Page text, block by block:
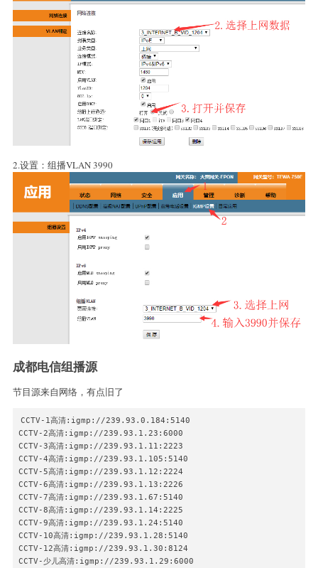
2.设置：组播VLAN 3990
成都电信组播源
节目源来自网络，有点旧了
CCTV-1高清:igmp://239.93.0.184:5140
CCTV-2高清:igmp://239.93.1.23:6000
CCTV-3高清:igmp://239.93.1.11:2223
CCTV-4高清:igmp://239.93.1.105:5140
CCTV-5高清:igmp://239.93.1.12:2224
CCTV-6高清:igmp://239.93.1.13:2226
CCTV-7高清:igmp://239.93.1.67:5140
CCTV-8高清:igmp://239.93.1.14:2225
CCTV-9高清:igmp://239.93.1.24:5140
CCTV-10高清:igmp://239.93.1.28:5140
CCTV-12高清:igmp://239.93.1.30:8124
CCTV-少儿高清:igmp://239.93.1.29:6000